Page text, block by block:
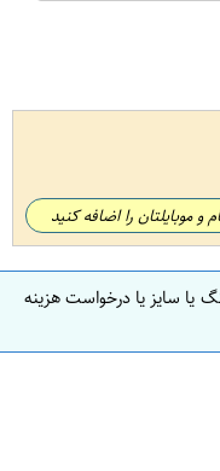
و موبایلتان را اضافه کنید
یا سایز یا درخواست هزینه